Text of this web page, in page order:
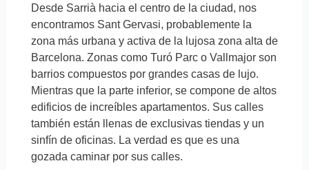
Desde Sarrià hacia el centro de la ciudad, nos
encontramos Sant Gervasi, probablemente la
zona más urbana y activa de la lujosa zona alta de
Barcelona. Zonas como Turó Parc o Vallmajor son
barrios compuestos por grandes casas de lujo.
Mientras que la parte inferior, se compone de altos
edificios de increíbles apartamentos. Sus calles
también están llenas de exclusivas tiendas y un
sinfín de oficinas. La verdad es que es una
gozada caminar por sus calles.